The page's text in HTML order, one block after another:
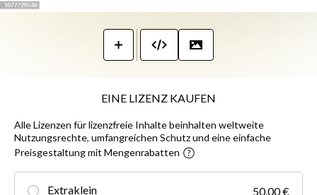
EINE LIZENZ KAUFEN
Alle Lizenzen für lizenzfreie Inhalte beinhalten weltweite
Nutzungsrechte, umfangreichen Schutz und eine einfache
Preisgestaltung mit Mengenrabatten
Extraklein 50,00 €